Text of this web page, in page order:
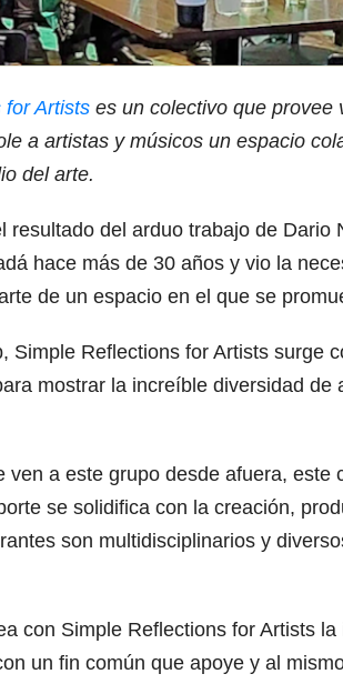
for Artists es un colectivo que provee
a artistas y músicos un espacio
del arte.
resultado del arduo trabajo de
hace más de 30 años y vio la
de un espacio en el que se
Simple Reflections for Artists surge
mostrar la increíble diversidad
ven a este grupo desde afuera,
se solidifica con la creación,
son multidisciplinarios y
con Simple Reflections for Artists
un fin común que apoye y al